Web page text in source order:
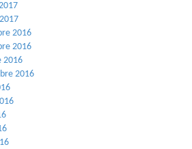
2016
2016
2016
2016